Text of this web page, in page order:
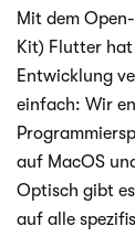
Mit dem
Kit) Flut­ter hat
Entwicklung
ein­fach: Wir
auf MacOS
Optisch gibt
auf alle